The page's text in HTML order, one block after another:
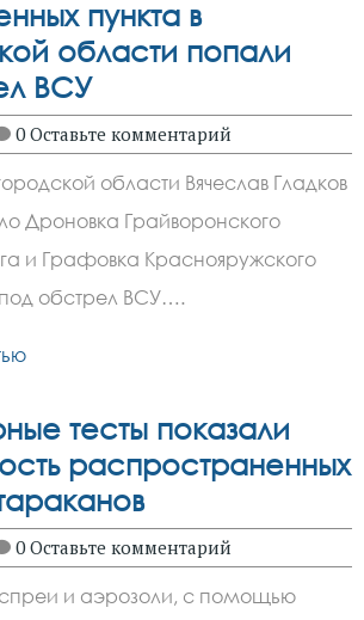
пункта в
области попали
ВСУ
0 Оставьте комментарий
области Вячеслав Гладков
Дроновка Грайворонского
и Графовка Краснояружского
обстрел ВСУ….
тесты показали
распространенных
0 Оставьте комментарий
и аэрозоли, с помощью